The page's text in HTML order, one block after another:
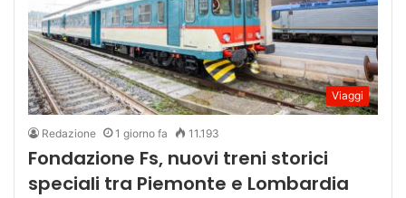
Viaggi
Redazione 1 giorno fa 11.193
Fondazione Fs, nuovi treni storici
speciali tra Piemonte e Lombardia